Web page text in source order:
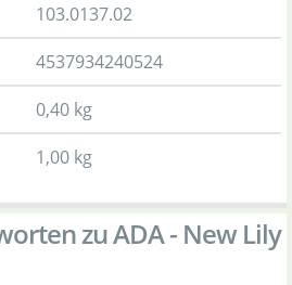
103.0137.02
4537934240524
0,40 kg
1,00 kg
zu ADA - New Lily